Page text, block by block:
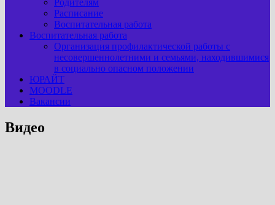
Родителям
Расписание
Воспитательная работа
Воспитательная работа
Организация профилактической работы с
несовершеннолетними и семьями, находившимися
в социально опасном положении
ЮРАЙТ
MOODLE
Вакансии
Видео